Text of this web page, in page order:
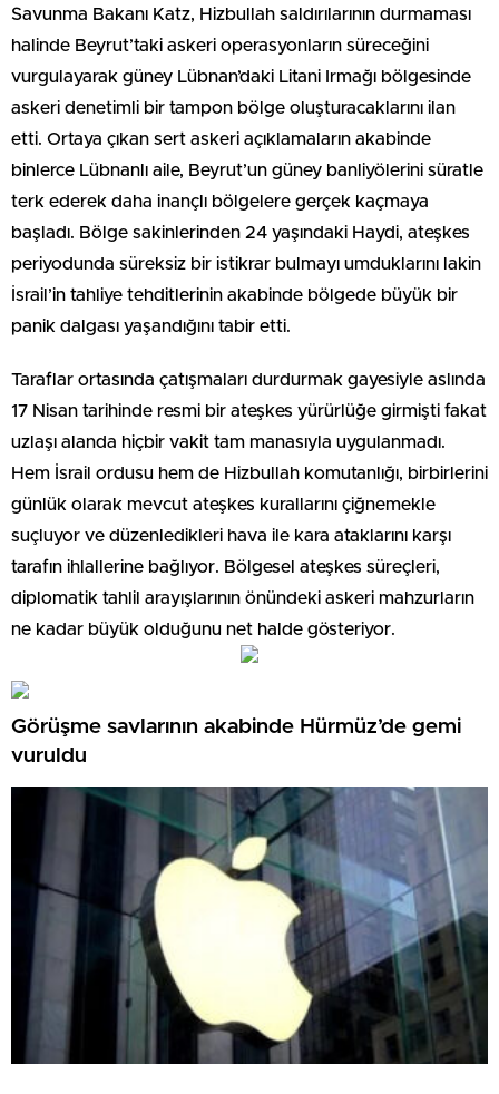
Savunma Bakanı Katz, Hizbullah saldırılarının durmaması
halinde Beyrut’taki askeri operasyonların süreceğini
vurgulayarak güney Lübnan’daki Litani Irmağı bölgesinde
askeri denetimli bir tampon bölge oluşturacaklarını ilan
etti. Ortaya çıkan sert askeri açıklamaların akabinde
binlerce Lübnanlı aile, Beyrut’un güney banliyölerini süratle
terk ederek daha inançlı bölgelere gerçek kaçmaya
başladı. Bölge sakinlerinden 24 yaşındaki Haydi, ateşkes
periyodunda süreksiz bir istikrar bulmayı umduklarını lakin
İsrail’in tahliye tehditlerinin akabinde bölgede büyük bir
panik dalgası yaşandığını tabir etti.
Taraflar ortasında çatışmaları durdurmak gayesiyle aslında
17 Nisan tarihinde resmi bir ateşkes yürürlüğe girmişti fakat
uzlaşı alanda hiçbir vakit tam manasıyla uygulanmadı.
Hem İsrail ordusu hem de Hizbullah komutanlığı, birbirlerini
günlük olarak mevcut ateşkes kurallarını çiğnemekle
suçluyor ve düzenledikleri hava ile kara ataklarını karşı
tarafın ihlallerine bağlıyor. Bölgesel ateşkes süreçleri,
diplomatik tahlil arayışlarının önündeki askeri mahzurların
ne kadar büyük olduğunu net halde gösteriyor.
Görüşme savlarının akabinde Hürmüz’de gemi
vuruldu